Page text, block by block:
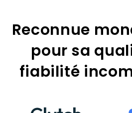
Reconnue
pour sa
fiabilité